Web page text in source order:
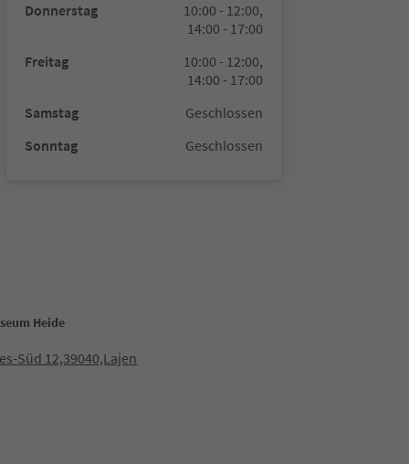
Donnerstag
10:00 - 12:00,
14:00 - 17:00
Freitag
10:00 - 12:00,
14:00 - 17:00
Samstag
Geschlossen
Sonntag
Geschlossen
Heide
Süd 12,39040,Lajen